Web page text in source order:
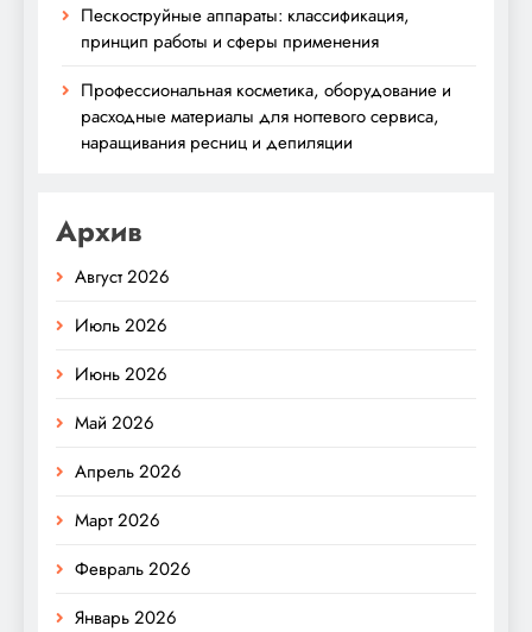
Пескоструйные аппараты: классификация,
принцип работы и сферы применения
Профессиональная косметика, оборудование и
расходные материалы для ногтевого сервиса,
наращивания ресниц и депиляции
Архив
Август 2026
Июль 2026
Июнь 2026
Май 2026
Апрель 2026
Март 2026
Февраль 2026
Январь 2026